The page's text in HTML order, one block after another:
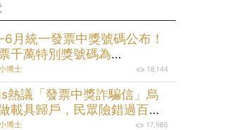
6月統一發票中獎號碼公布！
千萬特別獎號碼為
」；200萬元特獎號碼為
」；三組20萬元頭獎分
」、
」、「99174704」。
博士 18,144
熱議「發票中獎詐騙信」烏
載具歸戶，民眾險錯過百萬
博士 17,986